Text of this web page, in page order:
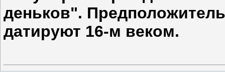
деньков".
датируют 16-м веком.